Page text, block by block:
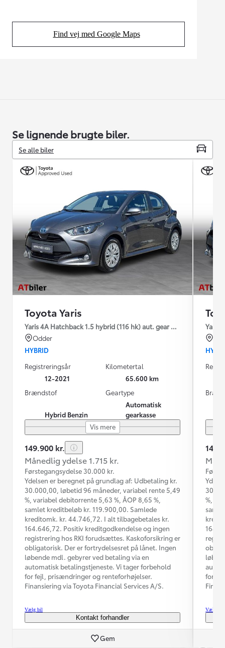
Find vej med Google Maps
(Opens in new tab)
Se lignende brugte biler.
Se alle biler
Toyota Yaris
Yaris 4A Hatchback 1.5 hybrid (116 hk) aut. gear Essential - Fleet
Odder
HYBRID
Registreringsår
12-2021
Kilometertal
65.600 km
Brændstof
Hybrid Benzin
Geartype
Automatisk
gearkasse
Vis mere
149.900 kr.
Månedlig ydelse 1.715 kr.
Førstegangsydelse 30.000 kr.
Ydelsen er beregnet på grundlag af: Udbetaling kr.
30.000,00, løbetid 96 måneder, variabel rente 5,49
%, variabel debitorrente 5,63 %, ÅOP 8,65 %,
samlet kreditbeløb kr. 119.900,00. Samlede
kreditomk. kr. 44.746,72. I alt tilbagebetales kr.
164.646,72. Positiv kreditgodkendelse og ingen
registrering hos RKI forudsættes. Kaskoforsikring er
obligatorisk. Der er fortrydelsesret på lånet. Ingen
løbende mdl. gebyrer ved betaling via en
automatisk betalingstjeneste. Vi tager forbehold
for fejl, prisændringer og renteforhøjelser.
Finansiering via Toyota Financial Services A/S.
Vælg bil
Kontakt forhandler
Gem
Yaris
%,
for
Vælg bil